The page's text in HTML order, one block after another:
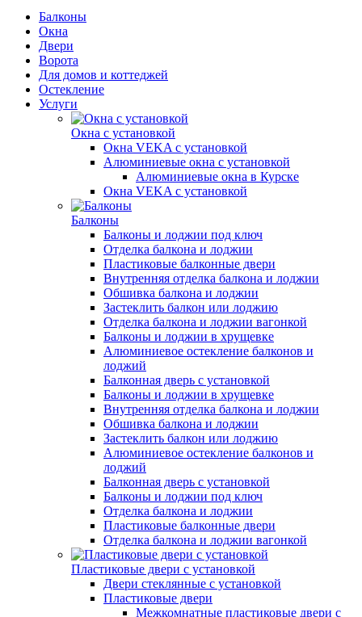
Балконы
Окна
Двери
Ворота
Для домов и коттеджей
Остекление
Услуги
Окна с установкой
Окна VEKA с установкой
Алюминиевые окна с установкой
Алюминиевые окна в Курске
Окна VEKA с установкой
Балконы
Балконы и лоджии под ключ
Отделка балкона и лоджии
Пластиковые балконные двери
Внутренняя отделка балкона и лоджии
Обшивка балкона и лоджии
Застеклить балкон или лоджию
Отделка балкона и лоджии вагонкой
Балконы и лоджии в хрущевке
Алюминиевое остекление балконов и
лоджий
Балконная дверь с установкой
Балконы и лоджии в хрущевке
Внутренняя отделка балкона и лоджии
Обшивка балкона и лоджии
Застеклить балкон или лоджию
Алюминиевое остекление балконов и
лоджий
Балконная дверь с установкой
Балконы и лоджии под ключ
Отделка балкона и лоджии
Пластиковые балконные двери
Отделка балкона и лоджии вагонкой
Пластиковые двери с установкой
Двери стеклянные с установкой
Пластиковые двери
Межкомнатные пластиковые двери с